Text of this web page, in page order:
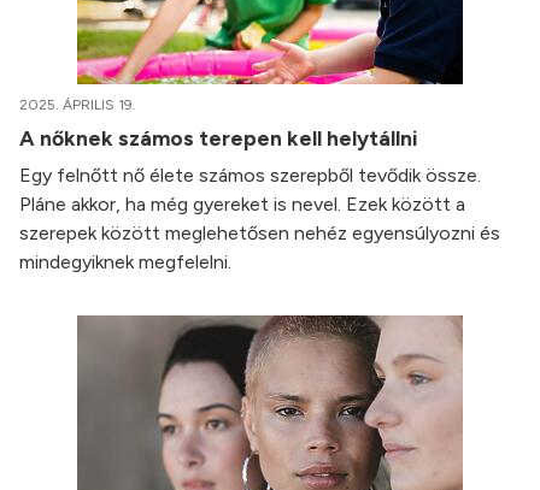
2025. ÁPRILIS 19.
A nőknek számos terepen kell helytállni
Egy felnőtt nő élete számos szerepből tevődik össze.
Pláne akkor, ha még gyereket is nevel. Ezek között a
szerepek között meglehetősen nehéz egyensúlyozni és
mindegyiknek megfelelni.